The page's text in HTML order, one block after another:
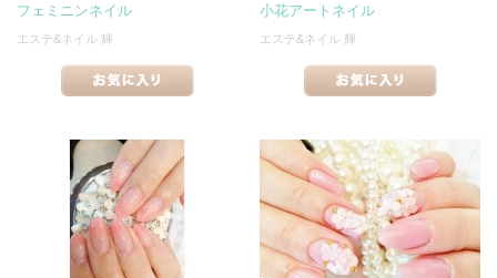
フェミニンネイル
エステ&ネイル 輝
小花アートネイル
エステ&ネイル 輝